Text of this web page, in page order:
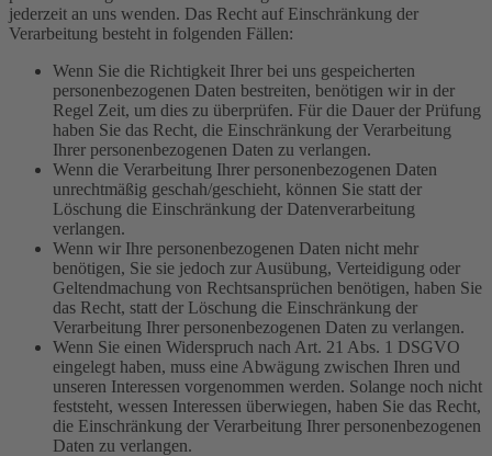
jederzeit an uns wenden. Das Recht auf Einschränkung der
Verarbeitung besteht in folgenden Fällen:
Wenn Sie die Richtigkeit Ihrer bei uns gespeicherten
personenbezogenen Daten bestreiten, benötigen wir in der
Regel Zeit, um dies zu überprüfen. Für die Dauer der Prüfung
haben Sie das Recht, die Einschränkung der Verarbeitung
Ihrer personenbezogenen Daten zu verlangen.
Wenn die Verarbeitung Ihrer personenbezogenen Daten
unrechtmäßig geschah/geschieht, können Sie statt der
Löschung die Einschränkung der Datenverarbeitung
verlangen.
Wenn wir Ihre personenbezogenen Daten nicht mehr
benötigen, Sie sie jedoch zur Ausübung, Verteidigung oder
Geltendmachung von Rechtsansprüchen benötigen, haben Sie
das Recht, statt der Löschung die Einschränkung der
Verarbeitung Ihrer personenbezogenen Daten zu verlangen.
Wenn Sie einen Widerspruch nach Art. 21 Abs. 1 DSGVO
eingelegt haben, muss eine Abwägung zwischen Ihren und
unseren Interessen vorgenommen werden. Solange noch nicht
feststeht, wessen Interessen überwiegen, haben Sie das Recht,
die Einschränkung der Verarbeitung Ihrer personenbezogenen
Daten zu verlangen.